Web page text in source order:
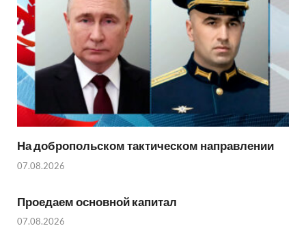
На добропольском тактическом направлении
07.08.2026
Проедаем основной капитал
07.08.2026